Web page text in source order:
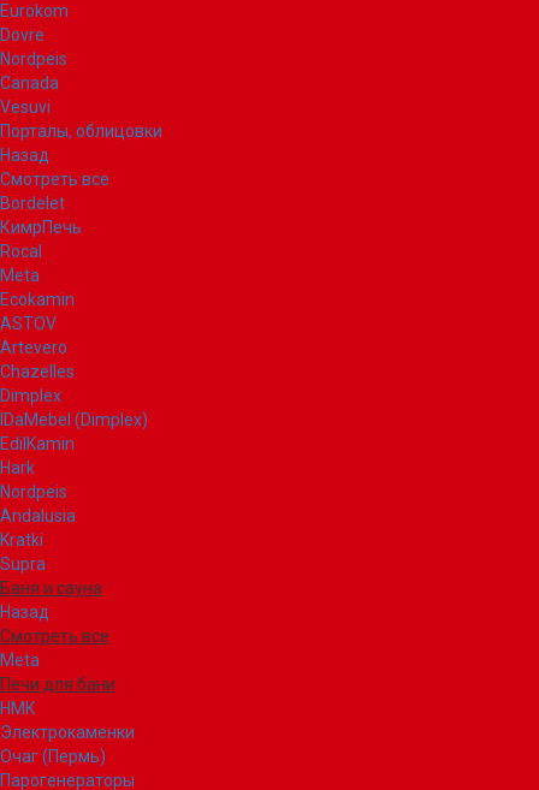
Eurokom
Dovre
Nordpeis
Canada
Vesuvi
Порталы, облицовки
Назад
Смотреть все
Bordelet
КимрПечь
Rocal
Meta
Ecokamin
ASTOV
Artevero
Chazelles
Dimplex
IDaMebel (Dimplex)
EdilKamin
Hark
Nordpeis
Andalusia
Kratki
Supra
Баня и сауна
Назад
Смотреть все
Meta
Печи для бани
НМК
Электрокаменки
Очаг (Пермь)
Парогенераторы